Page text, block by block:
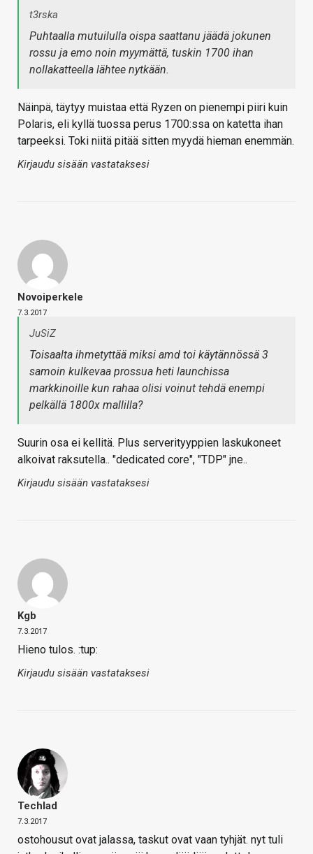
t3rska
Puhtaalla mutuilulla oispa saattanu jäädä jokunen
rossu ja emo noin myymättä, tuskin 1700 ihan
nollakatteella lähtee nytkään.
Näinpä, täytyy muistaa että Ryzen on pienempi piiri kuin
Polaris, eli kyllä tuossa perus 1700:ssa on katetta ihan
tarpeeksi. Toki niitä pitää sitten myydä hieman enemmän.
Kirjaudu sisään vastataksesi
Novoiperkele
7.3.2017
JuSiZ
Toisaalta ihmetyttää miksi amd toi käytännössä 3
samoin kulkevaa prossua heti launchissa
markkinoille kun rahaa olisi voinut tehdä enempi
pelkällä 1800x mallilla?
Suurin osa ei kellitä. Plus serverityyppien laskukoneet
alkoivat raksutella.. "dedicated core", "TDP" jne..
Kirjaudu sisään vastataksesi
Kgb
7.3.2017
Hieno tulos. :tup:
Kirjaudu sisään vastataksesi
Techlad
7.3.2017
ostohousut ovat jalassa, taskut ovat vaan tyhjät. nyt tuli